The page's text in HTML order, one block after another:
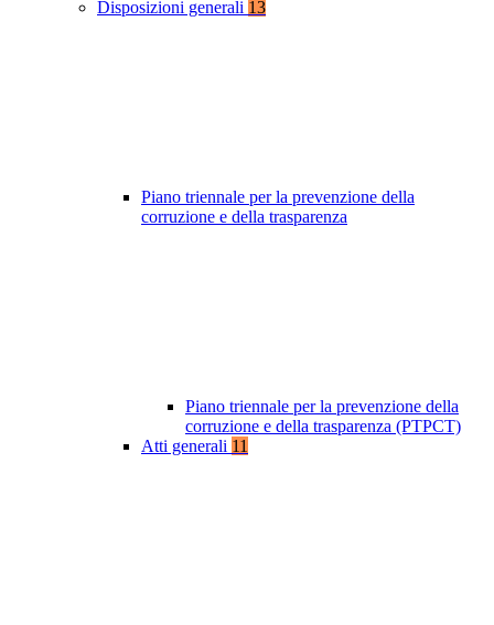
Disposizioni generali 13
Piano triennale per la prevenzione della
corruzione e della trasparenza
Piano triennale per la prevenzione della
corruzione e della trasparenza (PTPCT)
Atti generali 11